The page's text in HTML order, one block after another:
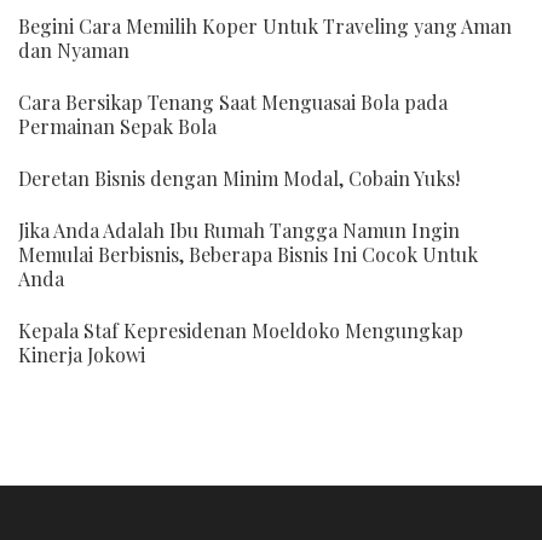
Begini Cara Memilih Koper Untuk Traveling yang Aman
dan Nyaman
Cara Bersikap Tenang Saat Menguasai Bola pada
Permainan Sepak Bola
Deretan Bisnis dengan Minim Modal, Cobain Yuks!
Jika Anda Adalah Ibu Rumah Tangga Namun Ingin
Memulai Berbisnis, Beberapa Bisnis Ini Cocok Untuk
Anda
Kepala Staf Kepresidenan Moeldoko Mengungkap
Kinerja Jokowi